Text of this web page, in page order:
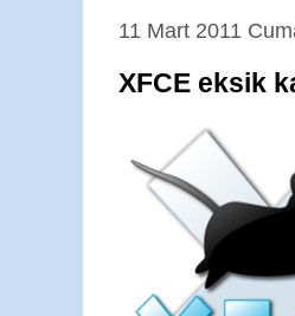
11 Mart 2011
XFCE eksik